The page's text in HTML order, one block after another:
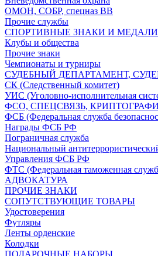
ОМОН, СОБР, спецназ ВВ
Прочие службы
СПОРТИВНЫЕ ЗНАКИ И МЕДАЛИ
Клубы и общества
Прочие знаки
Чемпионаты и турниры
СУДЕБНЫЙ ДЕПАРТАМЕНТ,
СК (Следственный комитет)
УИС (Уголовно-исполнительная
ФСО, СПЕЦСВЯЗЬ,
ФСБ (Федеральная служба
Награды ФСБ РФ
Пограничная служба
Национальный
Управления ФСБ РФ
ФТС (Федеральная таможенная
АДВОКАТУРА
ПРОЧИЕ ЗНАКИ
СОПУТСТВУЮЩИЕ ТОВАРЫ
Удостоверения
Футляры
Ленты орденские
Колодки
ПОДАРОЧНЫЕ НАБОРЫ